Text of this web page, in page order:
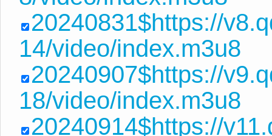
20240831$https://
14/video/index.m3u8
20240907$https://
18/video/index.m3u8
20240914$https://